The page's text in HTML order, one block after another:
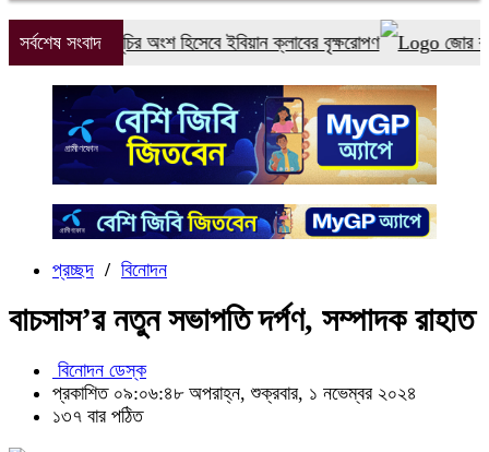
সর্বশেষ সংবাদঅংশ হিসেবে ইবিয়ান ক্লাবের বৃক্ষরোপণ জোর করে বশ্যতা
প্রচ্ছদ / বিনোদন
বাচসাস’র নতুন সভাপতি দর্পণ, সম্পাদক রাহাত
বিনোদন ডেস্ক
প্রকাশিত ০৯:০৬:৪৮ অপরাহ্ন, শুক্রবার, ১ নভেম্বর ২০২৪
১৩৭ বার পঠিত